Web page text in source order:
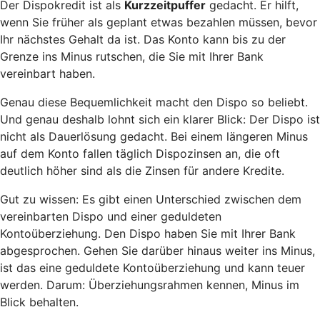
Der Dispokredit ist als Kurzzeitpuffer gedacht. Er hilft,
wenn Sie früher als geplant etwas bezahlen müssen, bevor
Ihr nächstes Gehalt da ist. Das Konto kann bis zu der
Grenze ins Minus rutschen, die Sie mit Ihrer Bank
vereinbart haben.
Genau diese Bequemlichkeit macht den Dispo so beliebt.
Und genau deshalb lohnt sich ein klarer Blick: Der Dispo ist
nicht als Dauerlösung gedacht. Bei einem längeren Minus
auf dem Konto fallen täglich Dispozinsen an, die oft
deutlich höher sind als die Zinsen für andere Kredite.
Gut zu wissen: Es gibt einen Unterschied zwischen dem
vereinbarten Dispo und einer geduldeten
Kontoüberziehung. Den Dispo haben Sie mit Ihrer Bank
abgesprochen. Gehen Sie darüber hinaus weiter ins Minus,
ist das eine geduldete Kontoüberziehung und kann teuer
werden. Darum: Überziehungsrahmen kennen, Minus im
Blick behalten.